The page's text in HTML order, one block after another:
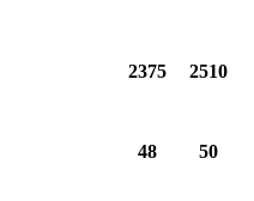
2375 2510
48 50